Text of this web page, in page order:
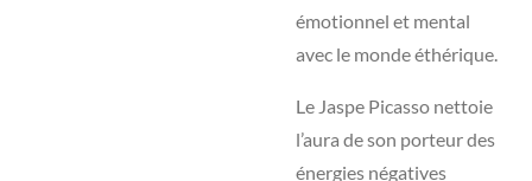
émotionnel et mental
avec le monde éthérique.
Le Jaspe Picasso nettoie
l’aura de son porteur des
énergies négatives